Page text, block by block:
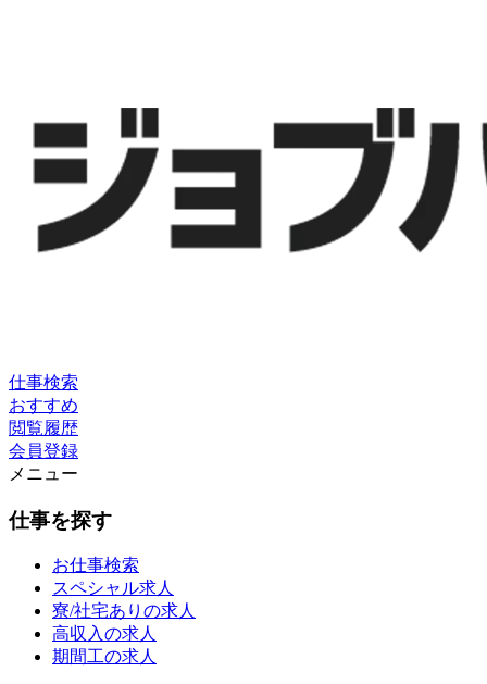
仕事検索
おすすめ
閲覧履歴
会員登録
メニュー
仕事を探す
お仕事検索
スペシャル求人
寮/社宅ありの求人
高収入の求人
期間工の求人